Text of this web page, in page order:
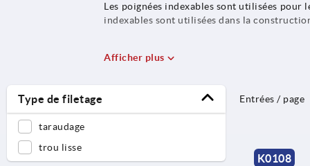
Les poignées indexables sont utilisées pour
indexables sont utilisées dans la
Afficher plus
Type de filetage
taraudage
trou lisse
Entrées / page
K0108